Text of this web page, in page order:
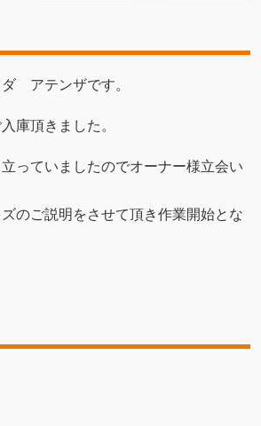
アテンザです。
庫頂きました。
っていましたのでオーナー様立会い
のご説明をさせて頂き作業開始とな